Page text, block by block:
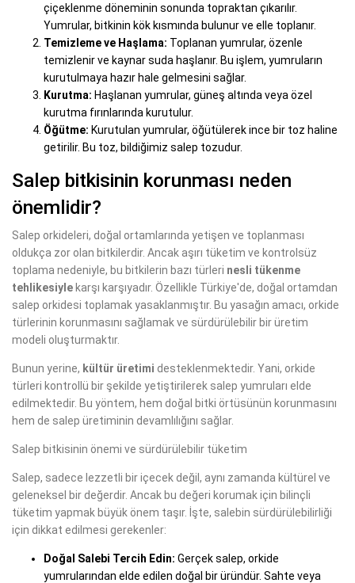
çiçeklenme döneminin sonunda topraktan çıkarılır.
Yumrular, bitkinin kök kısmında bulunur ve elle toplanır.
Temizleme ve Haşlama: Toplanan yumrular, özenle
temizlenir ve kaynar suda haşlanır. Bu işlem, yumruların
kurutulmaya hazır hale gelmesini sağlar.
Kurutma: Haşlanan yumrular, güneş altında veya özel
kurutma fırınlarında kurutulur.
Öğütme: Kurutulan yumrular, öğütülerek ince bir toz haline
getirilir. Bu toz, bildiğimiz salep tozudur.
Salep bitkisinin korunması neden
önemlidir?
Salep orkideleri, doğal ortamlarında yetişen ve toplanması
oldukça zor olan bitkilerdir. Ancak aşırı tüketim ve kontrolsüz
toplama nedeniyle, bu bitkilerin bazı türleri nesli tükenme
tehlikesiylekarşı karşıyadır. Özellikle Türkiye'de, doğal ortamdan
salep orkidesi toplamak yasaklanmıştır. Bu yasağın amacı, orkide
türlerinin korunmasını sağlamak ve sürdürülebilir bir üretim
modeli oluşturmaktır.
Bunun yerine, kültür üretimi desteklenmektedir. Yani, orkide
türleri kontrollü bir şekilde yetiştirilerek salep yumruları elde
edilmektedir. Bu yöntem, hem doğal bitki örtüsünün korunmasını
hem de salep üretiminin devamlılığını sağlar.
Salep bitkisinin önemi ve sürdürülebilir tüketim
Salep, sadece lezzetli bir içecek değil, aynı zamanda kültürel ve
geleneksel bir değerdir. Ancak bu değeri korumak için bilinçli
tüketim yapmak büyük önem taşır. İşte, salebin sürdürülebilirliği
için dikkat edilmesi gerekenler:
Doğal Salebi Tercih Edin: Gerçek salep, orkide
yumrularından elde edilen doğal bir üründür. Sahte veya